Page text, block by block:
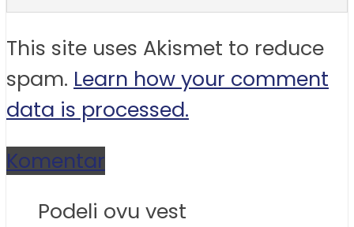
This site uses Akismet to reduce
spam. Learn how your comment
data is processed.
Komentar
Podeli ovu vest